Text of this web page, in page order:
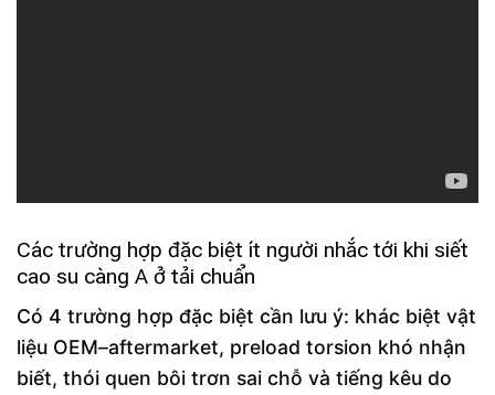
Các trường hợp đặc biệt ít người nhắc tới khi siết
cao su càng A ở tải chuẩn
Có 4 trường hợp đặc biệt cần lưu ý: khác biệt vật
liệu OEM–aftermarket, preload torsion khó nhận
biết, thói quen bôi trơn sai chỗ và tiếng kêu do